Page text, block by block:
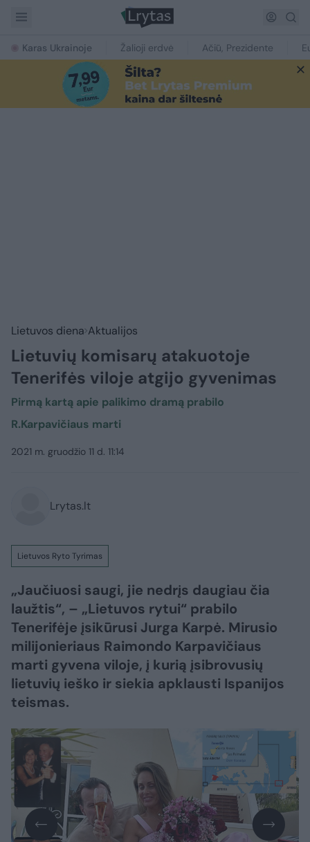
Karas Ukrainoje Žalioji erdvė Ačiū, Prezidente
Lietuvos diena Aktualijos
Lietuvių komisarų atakuotoje
Tenerifės viloje atgijo gyvenimas
Pirmą kartą apie palikimo dramą prabilo
R.Karpavičiaus marti
2021 m. gruodžio 11 d. 11:14
Lrytas.lt
Lietuvos Ryto Tyrimas
„Jaučiuosi saugi, jie nedrįs daugiau čia
laužtis“, – „Lietuvos rytui“ prabilo
Tenerifėje įsikūrusi Jurga Karpė. Mirusio
milijonieriaus Raimondo Karpavičiaus
marti gyvena viloje, į kurią įsibrovusių
lietuvių ieško ir siekia apklausti Ispanijos
teismas.